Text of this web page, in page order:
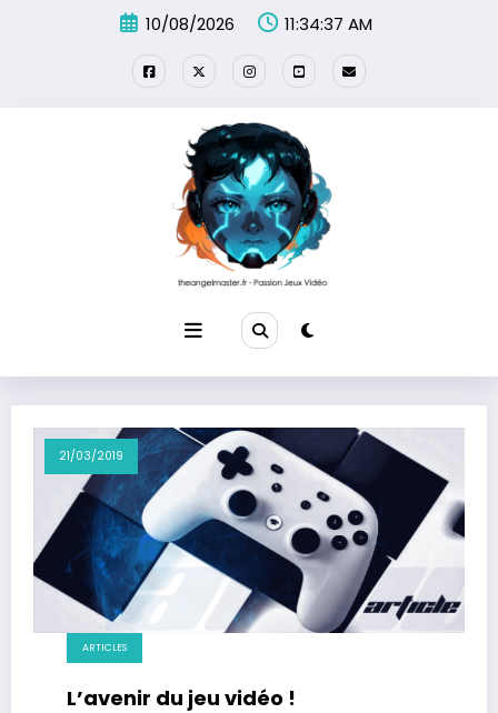
10/08/2026 11:34:37 AM
21/03/2019
ARTICLES
L’avenir du jeu vidéo !